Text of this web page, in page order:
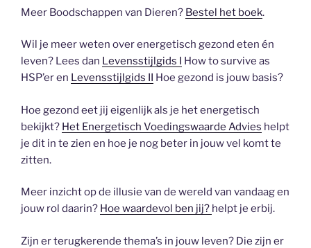
Meer Boodschappen van Dieren? Bestel het boek.
Wil je meer weten over energetisch gezond eten én
leven? Lees dan Levensstijlgids I How to survive as
HSP’er en Levensstijlgids II Hoe gezond is jouw basis?
Hoe gezond eet jij eigenlijk als je het energetisch
bekijkt? Het Energetisch Voedingswaarde Advies helpt
je dit in te zien en hoe je nog beter in jouw vel komt te
zitten.
Meer inzicht op de illusie van de wereld van vandaag en
jouw rol daarin? Hoe waardevol ben jij? helpt je erbij.
Zijn er terugkerende thema’s in jouw leven? Die zijn er